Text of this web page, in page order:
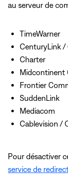
au serveur de
TimeWarner
CenturyLink /
Charter
Midcontinent
Frontier
SuddenLink
Mediacom
Cablevision /
Pour désactiver
service de